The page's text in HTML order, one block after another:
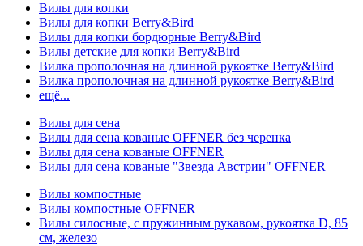
Вилы для копки
Вилы для копки Berry&Bird
Вилы для копки бордюрные Berry&Bird
Вилы детские для копки Berry&Bird
Вилка прополочная на длинной рукоятке Berry&Bird
Вилка прополочная на длинной рукоятке Berry&Bird
ещё...
Вилы для сена
Вилы для сена кованые OFFNER без черенка
Вилы для сена кованые OFFNER
Вилы для сена кованые "Звезда Австрии" OFFNER
Вилы компостные
Вилы компостные OFFNER
Вилы силосные, с пружинным рукавом, рукоятка D, 85
см, железо